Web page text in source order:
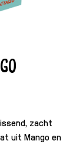
zacht
uit Mango en